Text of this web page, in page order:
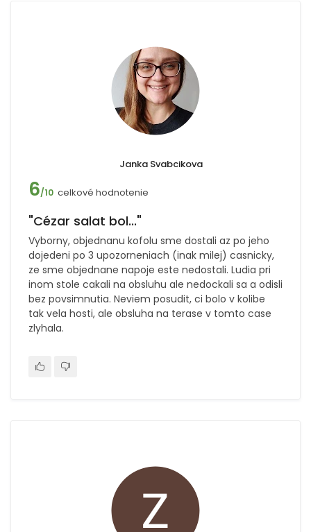
Janka Svabcikova
6/10 celkové hodnotenie
"Cézar salat bol..."
Vyborny, objednanu kofolu sme dostali az po jeho
dojedeni po 3 upozorneniach (inak milej) casnicky,
ze sme objednane napoje este nedostali. Ludia pri
inom stole cakali na obsluhu ale nedockali sa a odisli
bez povsimnutia. Neviem posudit, ci bolo v kolibe
tak vela hosti, ale obsluha na terase v tomto case
zlyhala.